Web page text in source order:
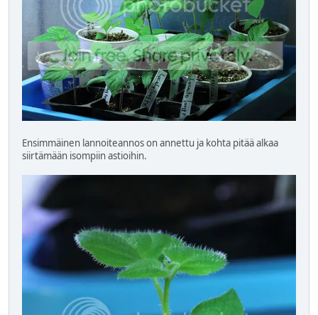
Ensimmäinen lannoiteannos on annettu ja kohta pitää alkaa
siirtämään isompiin astioihin.